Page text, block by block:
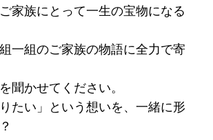
家族にとって一生の宝物になる
一組のご家族の物語に全力で寄
聞かせてください。
たい」という想いを、一緒に形